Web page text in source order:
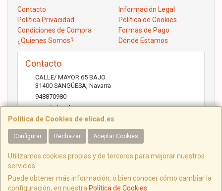
Política de Cookies de elicad.es
Configurar Rechazar Aceptar Cookies
Utilizamos cookies propias y de terceros para mejorar nuestros
servicios.
Puede obtener más información, o bien conocer cómo cambiar la
configuración, en nuestra Política de Cookies
Contacto
Información Legal
Política Privacidad
Política de Cookies
Condiciones de Compra
Formas de Pago
¿Quienes Somos?
Dónde Estamos
Contacto
CALLE/ MAYOR 65 BAJO
31400 SANGÜESA Navarra
948870980
jose@elicad.com
Horario
Lunes a Viernes 9:30 a 20:00 Sábados 10.00 a 14.00